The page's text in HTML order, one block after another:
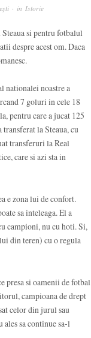
· in Istorie
si pentru fotbalul
despre acest om. Daca
nationalei noastre a
7 goluri in cele 18
pentru care a jucat 125
la Steaua, cu
transferuri la Real
care si azi sta in
e zona lui de confort.
sa inteleaga. El a
campioni, nu cu hoti. Si,
din teren) cu o regula
presa si oamenii de fotbal
campioana de drept
celor din jurul sau
ales sa continue sa-l